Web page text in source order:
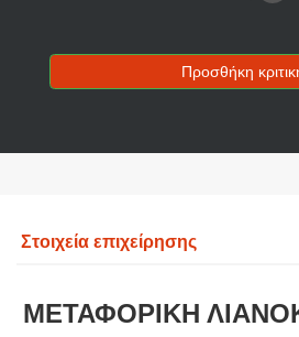
Προσθήκη
Στοιχεία επιχείρησης
ΜΕΤΑΦΟΡΙΚΗ